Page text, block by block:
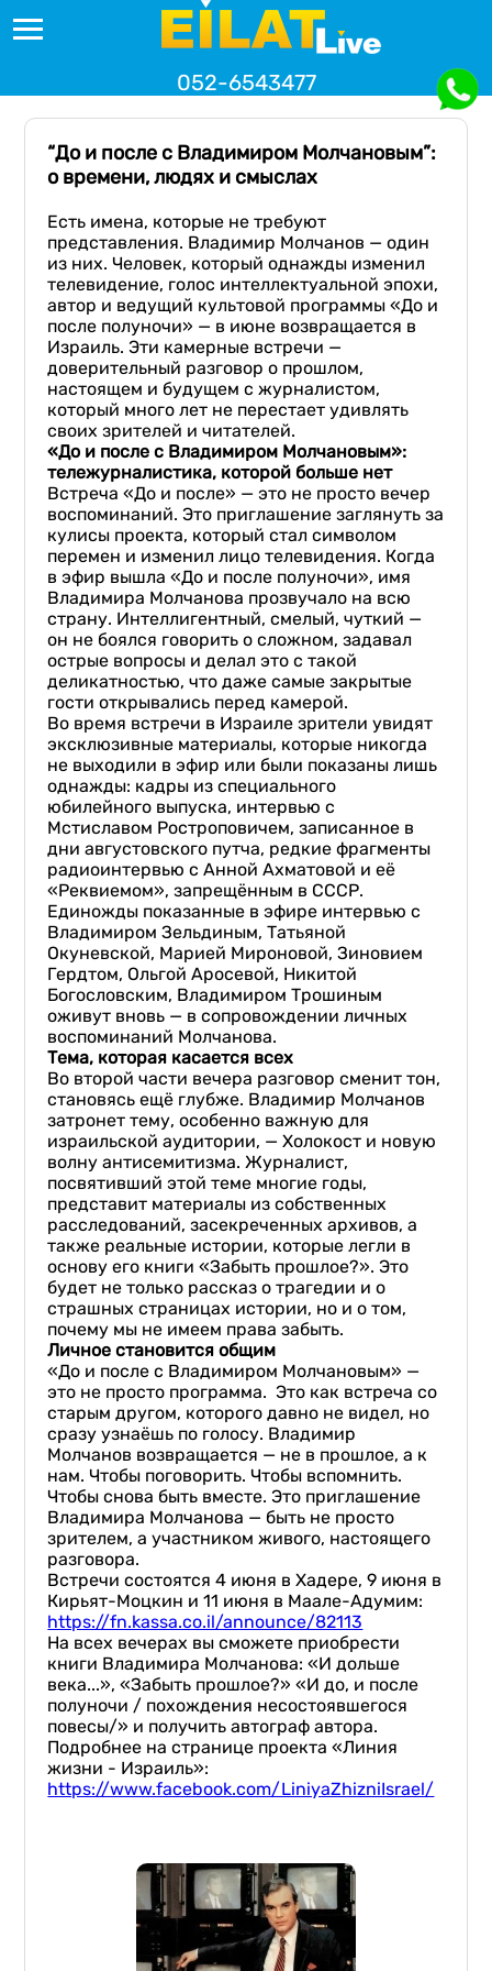
052-6543477
“До и после с Владимиром Молчановым”:
о времени, людях и смыслах
Есть имена, которые не требуют
представления. Владимир Молчанов — один
из них. Человек, который однажды изменил
телевидение, голос интеллектуальной эпохи,
автор и ведущий культовой программы «До и
после полуночи» — в июне возвращается в
Израиль. Эти камерные встречи —
доверительный разговор о прошлом,
настоящем и будущем с журналистом,
который много лет не перестает удивлять
своих зрителей и читателей.
«До и после с Владимиром Молчановым»:
тележурналистика, которой больше нет
Встреча «До и после» — это не просто вечер
воспоминаний. Это приглашение заглянуть за
кулисы проекта, который стал символом
перемен и изменил лицо телевидения. Когда
в эфир вышла «До и после полуночи», имя
Владимира Молчанова прозвучало на всю
страну. Интеллигентный, смелый, чуткий —
он не боялся говорить о сложном, задавал
острые вопросы и делал это с такой
деликатностью, что даже самые закрытые
гости открывались перед камерой.
Во время встречи в Израиле зрители увидят
эксклюзивные материалы, которые никогда
не выходили в эфир или были показаны лишь
однажды: кадры из специального
юбилейного выпуска, интервью с
Мстиславом Ростроповичем, записанное в
дни августовского путча, редкие фрагменты
радиоинтервью с Анной Ахматовой и её
«Реквиемом», запрещённым в СССР.
Единожды показанные в эфире интервью с
Владимиром Зельдиным, Татьяной
Окуневской, Марией Мироновой, Зиновием
Гердтом, Ольгой Аросевой, Никитой
Богословским, Владимиром Трошиным
оживут вновь — в сопровождении личных
воспоминаний Молчанова.
Тема, которая касается всех
Во второй части вечера разговор сменит тон,
становясь ещё глубже. Владимир Молчанов
затронет тему, особенно важную для
израильской аудитории, — Холокост и новую
волну антисемитизма. Журналист,
посвятивший этой теме многие годы,
представит материалы из собственных
расследований, засекреченных архивов, а
также реальные истории, которые легли в
основу его книги «Забыть прошлое?». Это
будет не только рассказ о трагедии и о
страшных страницах истории, но и о том,
почему мы не имеем права забыть.
Личное становится общим
«До и после с Владимиром Молчановым» —
это не просто программа. Это как встреча со
старым другом, которого давно не видел, но
сразу узнаёшь по голосу. Владимир
Молчанов возвращается — не в прошлое, а к
нам. Чтобы поговорить. Чтобы вспомнить.
Чтобы снова быть вместе. Это приглашение
Владимира Молчанова — быть не просто
зрителем, а участником живого, настоящего
разговора.
Встречи состоятся 4 июня в Хадере, 9 июня в
Кирьят-Моцкин и 11 июня в Маале-Адумим:
https://fn.kassa.co.il/announce/82113
На всех вечерах вы сможете приобрести
книги Владимира Молчанова: «И дольше
века...», «Забыть прошлое?» «И до, и после
полуночи / похождения несостоявшегося
повесы/» и получить автограф автора.
Подробнее на странице проекта «Линия
жизни - Израиль»:
https://www.facebook.com/LiniyaZhizniIsrael/